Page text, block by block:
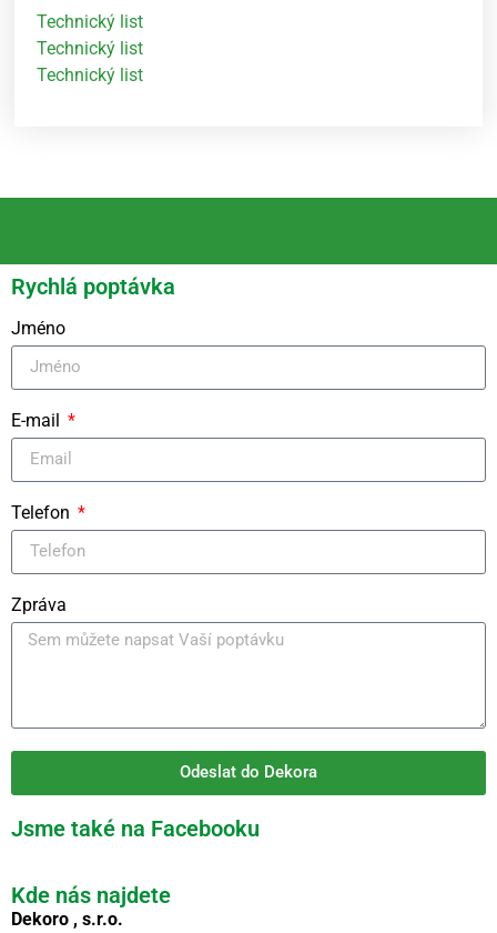
Technický list
Technický list
Technický list
Rychlá poptávka
Jméno
E-mail
Telefon
Zpráva
Odeslat do Dekora
Jsme také na Facebooku
Kde nás najdete
Dekoro , s.r.o.